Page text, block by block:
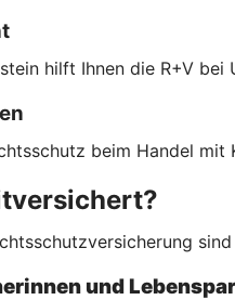
hilft Ihnen die R+V
beim Handel
und